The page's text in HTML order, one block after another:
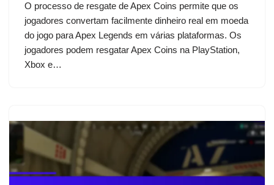
O processo de resgate de Apex Coins permite que os
jogadores convertam facilmente dinheiro real em moeda
do jogo para Apex Legends em várias plataformas. Os
jogadores podem resgatar Apex Coins na PlayStation,
Xbox e…